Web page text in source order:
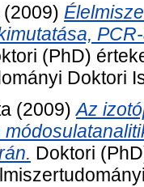
(2009)
(PhD)
Doktori
(2009)Az
Doktori